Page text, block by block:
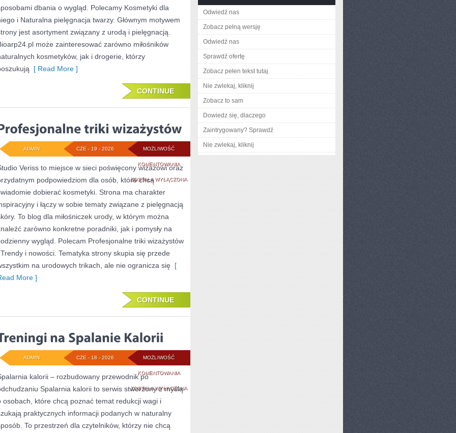
dbania o wygląd. Polecamy Kosmetyki dla
i Naturalna pielęgnacja twarzy. Głównym motywem
jest asortyment związany z urodą i pielęgnacją.
może zainteresować zarówno miłośników
kosmetyków, jak i drogerie, którzy
[ Read More ]
CONTINUE
MOŻLIWOŚĆ
KOMENTOWANIAPROFESJONALNE
TRIKI
WIZAŻYSTÓW
ZOSTAŁA WYŁĄCZONA
CZE - 19 - 2026
ADMIN
Veriss to miejsce w sieci poświęcony wizażowi oraz
podpowiedziom dla osób, które chcą
dobierać kosmetyki. Strona ma charakter
i łączy w sobie tematy związane z pielęgnacją
To blog dla miłośniczek urody, w którym można
zarówno konkretne poradniki, jak i pomysły na
wygląd. Polecam Profesjonalne triki wizażystów
i nowości. Tematyka strony skupia się przede
na urodowych trikach, ale nie ogranicza się [
More ]
CONTINUE
MOŻLIWOŚĆ
KOMENTOWANIATRENINGI
NA
SPALANIE
KALORII
ZOSTAŁA WYŁĄCZONA
CZE - 18 - 2026
ADMIN
kalorii – rozbudowany przewodnik po
Spalarnia kalorii to serwis stworzony z myślą
osobach, które chcą poznać temat redukcji wagi i
praktycznych informacji podanych w naturalny
To przestrzeń dla czytelników, którzy nie chcą
Odwiedź nas
Zobacz pełną wersję
Odwiedź nas
Sprawdź ofertę
Zobacz pełen tekst tutaj
Nie zwlekaj, kliknij
Zobacz to sam
Dowiedz się, dlaczego
Zaintrygowany? Sprawdź
Nie zwlekaj, kliknij